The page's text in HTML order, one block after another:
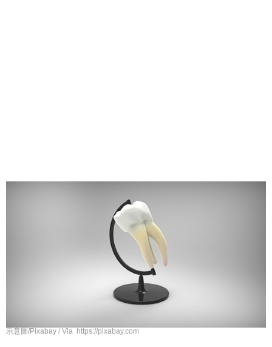
示意圖/Pixabay / Via https://pixabay.com